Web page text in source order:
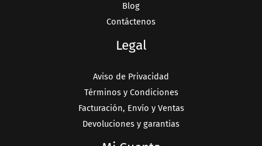
Blog
Contáctenos
Legal
Aviso de Privacidad
Términos y Condiciones
Facturación, Envío y Ventas
Devoluciones y garantias